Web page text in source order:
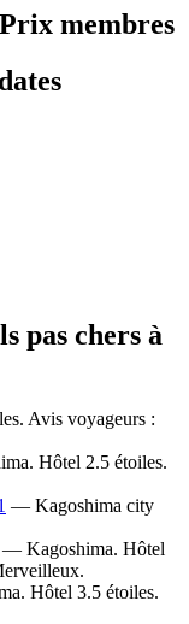
membres
pas chers à
Avis voyageurs :
Hôtel 2.5 étoiles.
— Kagoshima city
— Kagoshima. Hôtel
Hôtel 3.5 étoiles.